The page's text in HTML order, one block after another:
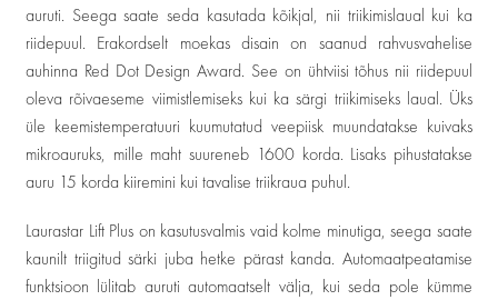
auruti. Seega saate seda kasutada kõikjal, nii triikimislaual kui ka
riidepuul. Erakordselt moekas disain on saanud rahvusvahelise
auhinna Red Dot Design Award. See on ühtviisi tõhus nii riidepuul
oleva rõivaeseme viimistlemiseks kui ka särgi triikimiseks laual. Üks
üle keemistemperatuuri kuumutatud veepiisk muundatakse kuivaks
mikroauruks, mille maht suureneb 1600 korda. Lisaks pihustatakse
auru 15 korda kiiremini kui tavalise triikraua puhul.
Laurastar Lift Plus on kasutusvalmis vaid kolme minutiga, seega saate
kaunilt triigitud särki juba hetke pärast kanda. Automaatpeatamise
funktsioon lülitab auruti automaatselt välja, kui seda pole kümme